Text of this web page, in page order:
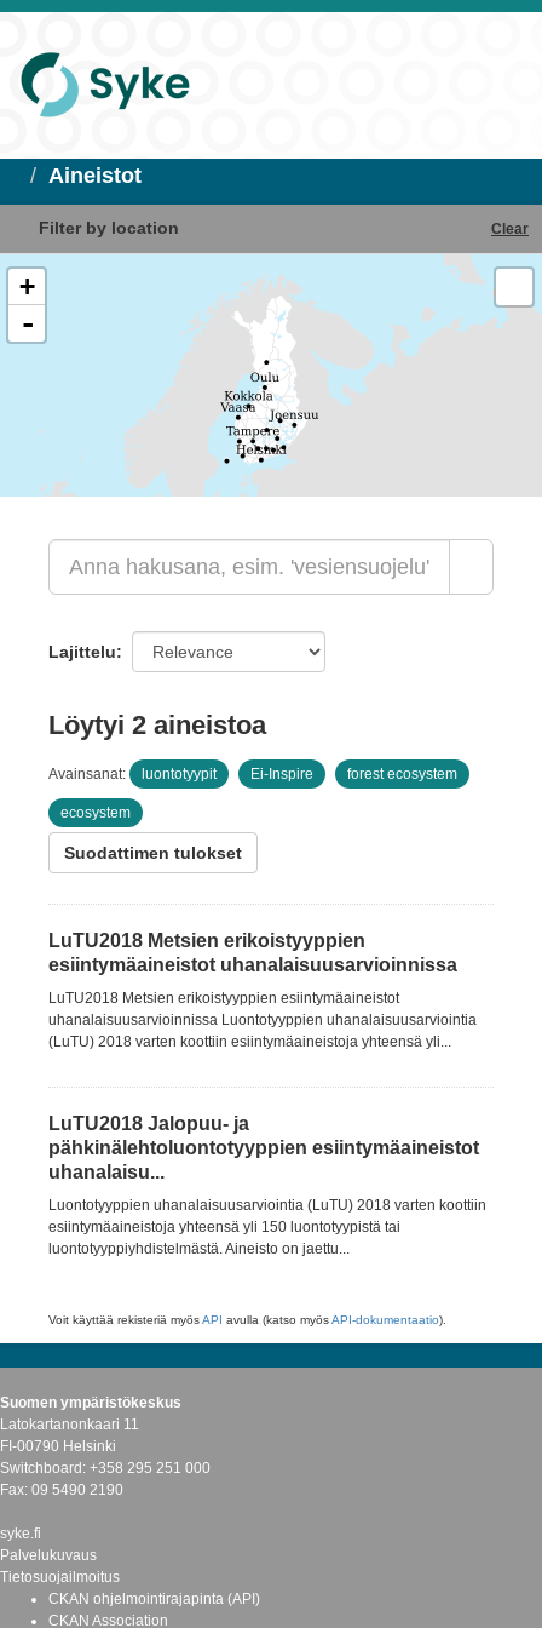
Aineistot
Filter by location Clear
+
-
Lajittelu
Löytyi 2 aineistoa
Avainsanat: luontotyypit Ei-Inspire forest ecosystem
ecosystem
Suodattimen tulokset
LuTU2018 Metsien erikoistyyppien
esiintymäaineistot uhanalaisuusarvioinnissa
LuTU2018 Metsien erikoistyyppien esiintymäaineistot
uhanalaisuusarvioinnissa Luontotyyppien uhanalaisuusarviointia
(LuTU) 2018 varten koottiin esiintymäaineistoja yhteensä yli...
LuTU2018 Jalopuu- ja
pähkinälehtoluontotyyppien esiintymäaineistot
uhanalaisu...
Luontotyyppien uhanalaisuusarviointia (LuTU) 2018 varten koottiin
esiintymäaineistoja yhteensä yli 150 luontotyypistä tai
luontotyyppiyhdistelmästä. Aineisto on jaettu...
Voit käyttää rekisteriä myösAPI avulla (katso myösAPI-dokumentaatio).
Suomen ympäristökeskus
Latokartanonkaari 11
FI-00790 Helsinki
Switchboard: +358 295 251 000
Fax: 09 5490 2190
syke.fi
Palvelukuvaus
Tietosuojailmoitus
CKAN ohjelmointirajapinta (API)
CKAN Association